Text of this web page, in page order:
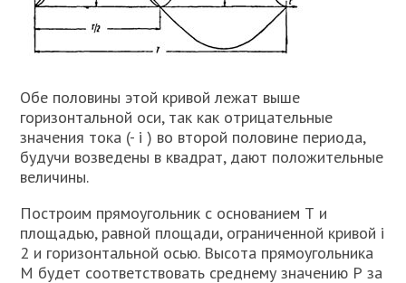
Обе половины этой кривой лежат выше
горизонтальной оси, так как отрицательные
значения тока (- i ) во второй половине периода,
будучи возведены в квадрат, дают положительные
величины.
Построим прямоугольник с основанием Т и
площадью, равной площади, ограниченной кривой i
2 и горизонтальной осью. Высота прямоугольника
М будет соответствовать среднему значению Р за